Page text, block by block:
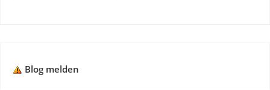
Blog melden